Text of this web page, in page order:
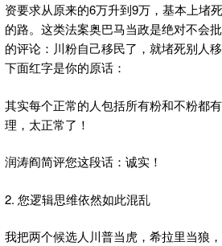
资要求从原来的6万升到9万，基本上堵
的路。这类法案奥巴马当政是绝对不会
的评论：川粉自己移民了，就堵死别人
下面红字是你的原话：
其实每个正常的人包括所有粉和不粉都
理，太正常了！
润涛阎简评您这段话：诚实！
2. 您逻辑思维依然如此混乱
我把两个候选人川普当虎，希拉里当狼